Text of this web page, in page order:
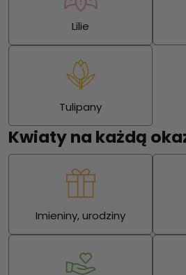
Lilie
Tulipany
Kwiaty na każdą
Imieniny, urodziny